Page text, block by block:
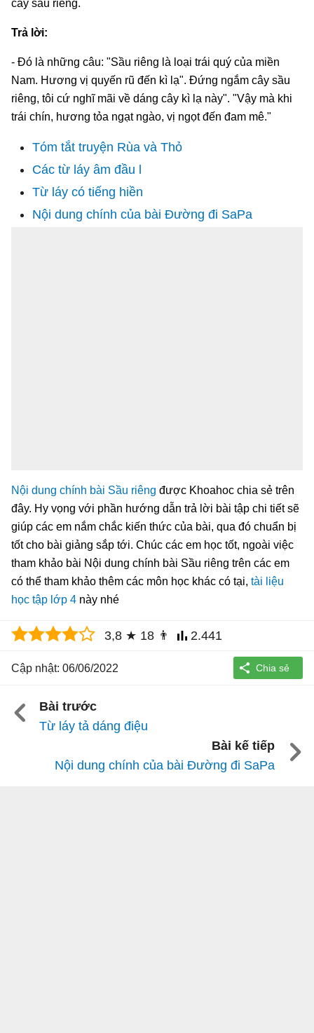
cây sầu riêng.
Trả lời:
- Đó là những câu: "Sầu riêng là loại trái quý của miền
Nam. Hương vị quyến rũ đến kì lạ". Đứng ngắm cây sầu
riêng, tôi cứ nghĩ mãi về dáng cây kì lạ này". "Vậy mà khi
trái chín, hương tỏa ngạt ngào, vị ngọt đến đam mê."
Tóm tắt truyện Rùa và Thỏ
Các từ láy âm đầu l
Từ láy có tiếng hiền
Nội dung chính của bài Đường đi SaPa
Nội dung chính bài Sầu riêng được Khoahoc chia sẻ trên
đây. Hy vọng với phần hướng dẫn trả lời bài tập chi tiết sẽ
giúp các em nắm chắc kiến thức của bài, qua đó chuẩn bị
tốt cho bài giảng sắp tới. Chúc các em học tốt, ngoài việc
tham khảo bài Nội dung chính bài Sầu riêng trên các em
có thể tham khảo thêm các môn học khác có tại, tài liệu
học tập lớp 4 này nhé
3,8 ★ 18 👨 2.441
Cập nhật: 06/06/2022
Bài trước
Từ láy tả dáng điệu
Bài kế tiếp
Nội dung chính của bài Đường đi SaPa